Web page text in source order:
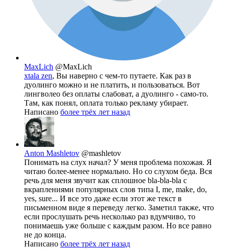
MaxLich @MaxLich
xtala zen, Вы наверно с чем-то путаете. Как раз в
дуолинго можно и не платить, и пользоваться. Вот
лингволео без оплаты слабоват, а дуолинго - само-то.
Там, как понял, оплата только рекламу убирает.
Написано более трёх лет назад
Anton Mashletov @mashletov
Понимать на слух начал? У меня проблема похожая. Я
читаю более-менее нормально. Но со слухом беда. Вся
речь для меня звучит как сплошное bla-bla-bla с
вкраплениями популярных слов типа I, me, make, do,
yes, sure... И все это даже если этот же текст в
письменном виде я переведу легко. Заметил также, что
если прослушать речь несколько раз вдумчиво, то
понимаешь уже больше с каждым разом. Но все равно
не до конца.
Написано более трёх лет назад